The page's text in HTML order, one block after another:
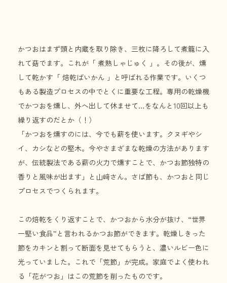
かつおはまず頭と内蔵を取り除き、三枚に降ろして煮籠に入
れて菇でます。これが「 煮熟しゃじゅく 」。その後が、燻
して乾かす「 焙乾ばいかん 」と呼ばれる作業です。いくつ
もある製造プロセスの中でとくに重要な工程。専用の乾燥機
でかつおを燻し、外へ出して休ませて…をなんと10回以上も
繰り返すのだとか（！）
「かつおを燻すのには、今でも薪を使います。クヌギやシ
イ、カシなどの堅木。今やさまざまな乾燥の方法があります
が、伝統製法である薪の火力で燻すことで、かつお節独特の
香りと風味が出ます」と山﨑さん。さば節も、かつおと同じ
プロセスでつくられます。
この焙乾をくり返すことで、かつおから水分が抜け、“世界
一堅い食品”と言われるかつお節ができます。乾燥しきった
節をカキンと割って断面を見せてもらうと、濃いルビー色に
光っていました。これで「荒節」が完成。家庭でよく使われ
る「花がつお」はこの荒節を削ったものです。